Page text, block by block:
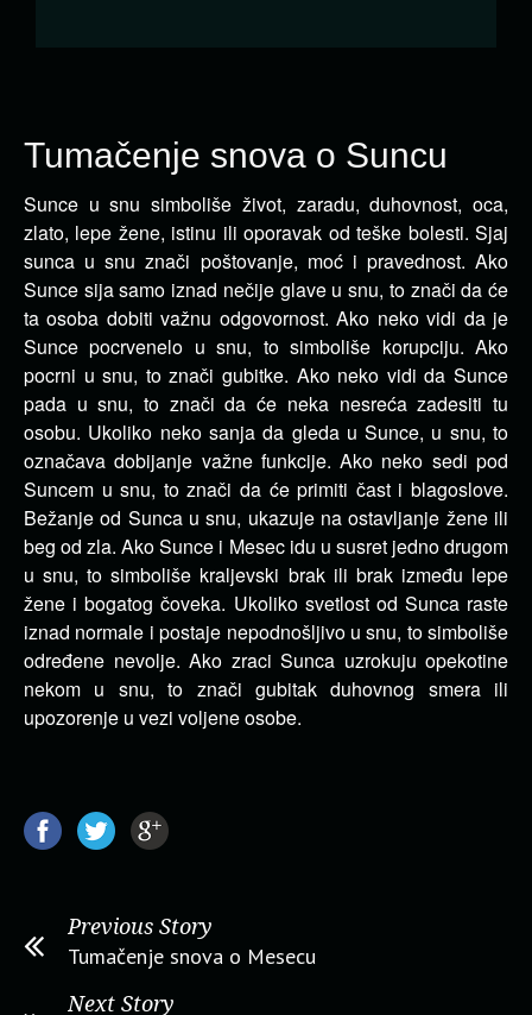
Tumačenje snova o Suncu
Sunce u snu simboliše život, zaradu, duhovnost, oca,
zlato, lepe žene, istinu ili oporavak od teške bolesti. Sjaj
sunca u snu znači poštovanje, moć i pravednost. Ako
Sunce sija samo iznad nečije glave u snu, to znači da će
ta osoba dobiti važnu odgovornost. Ako neko vidi da je
Sunce pocrvenelo u snu, to simboliše korupciju. Ako
pocrni u snu, to znači gubitke. Ako neko vidi da Sunce
pada u snu, to znači da će neka nesreća zadesiti tu
osobu. Ukoliko neko sanja da gleda u Sunce, u snu, to
označava dobijanje važne funkcije. Ako neko sedi pod
Suncem u snu, to znači da će primiti čast i blagoslove.
Bežanje od Sunca u snu, ukazuje na ostavljanje žene ili
beg od zla. Ako Sunce i Mesec idu u susret jedno drugom
u snu, to simboliše kraljevski brak ili brak između lepe
žene i bogatog čoveka. Ukoliko svetlost od Sunca raste
iznad normale i postaje nepodnošljivo u snu, to simboliše
određene nevolje. Ako zraci Sunca uzrokuju opekotine
nekom u snu, to znači gubitak duhovnog smera ili
upozorenje u vezi voljene osobe.
Previous Story
Tumačenje snova o Mesecu
Next Story